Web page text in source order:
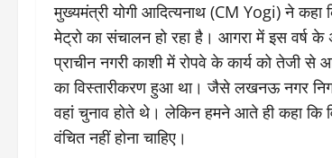
मुख्यमंत्री योगी आदित्यनाथ (CM Yogi) ने कहा
मेट्रो का संचालन हो रहा है। आगरा में इस वर्ष
प्राचीन नगरी काशी में रोपवे के कार्य को तेजी
का विस्तारीकरण हुआ था। जैसे लखनऊ नगर
वहां चुनाव होते थे। लेकिन हमने आते ही कहा कि
वंचित नहीं होना चाहिए।